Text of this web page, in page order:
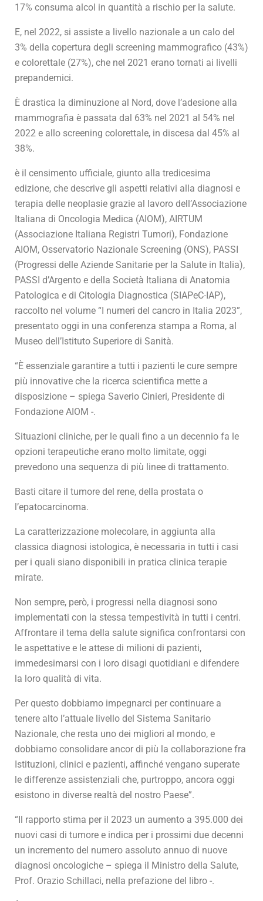
17% consuma alcol in quantità a rischio per la salute.
E, nel 2022, si assiste a livello nazionale a un calo del
3% della copertura degli screening mammografico (43%)
e colorettale (27%), che nel 2021 erano tornati ai livelli
prepandemici.
È drastica la diminuzione al Nord, dove l’adesione alla
mammografia è passata dal 63% nel 2021 al 54% nel
2022 e allo screening colorettale, in discesa dal 45% al
38%.
è il censimento ufficiale, giunto alla tredicesima
edizione, che descrive gli aspetti relativi alla diagnosi e
terapia delle neoplasie grazie al lavoro dell’Associazione
Italiana di Oncologia Medica (AIOM), AIRTUM
(Associazione Italiana Registri Tumori), Fondazione
AIOM, Osservatorio Nazionale Screening (ONS), PASSI
(Progressi delle Aziende Sanitarie per la Salute in Italia),
PASSI d’Argento e della Società Italiana di Anatomia
Patologica e di Citologia Diagnostica (SIAPeC-IAP),
raccolto nel volume “I numeri del cancro in Italia 2023”,
presentato oggi in una conferenza stampa a Roma, al
Museo dell’Istituto Superiore di Sanità.
“È essenziale garantire a tutti i pazienti le cure sempre
più innovative che la ricerca scientifica mette a
disposizione – spiega Saverio Cinieri, Presidente di
Fondazione AIOM -.
Situazioni cliniche, per le quali fino a un decennio fa le
opzioni terapeutiche erano molto limitate, oggi
prevedono una sequenza di più linee di trattamento.
Basti citare il tumore del rene, della prostata o
l’epatocarcinoma.
La caratterizzazione molecolare, in aggiunta alla
classica diagnosi istologica, è necessaria in tutti i casi
per i quali siano disponibili in pratica clinica terapie
mirate.
Non sempre, però, i progressi nella diagnosi sono
implementati con la stessa tempestività in tutti i centri.
Affrontare il tema della salute significa confrontarsi con
le aspettative e le attese di milioni di pazienti,
immedesimarsi con i loro disagi quotidiani e difendere
la loro qualità di vita.
Per questo dobbiamo impegnarci per continuare a
tenere alto l’attuale livello del Sistema Sanitario
Nazionale, che resta uno dei migliori al mondo, e
dobbiamo consolidare ancor di più la collaborazione fra
Istituzioni, clinici e pazienti, affinché vengano superate
le differenze assistenziali che, purtroppo, ancora oggi
esistono in diverse realtà del nostro Paese”.
“Il rapporto stima per il 2023 un aumento a 395.000 dei
nuovi casi di tumore e indica per i prossimi due decenni
un incremento del numero assoluto annuo di nuove
diagnosi oncologiche – spiega il Ministro della Salute,
Prof. Orazio Schillaci, nella prefazione del libro -.